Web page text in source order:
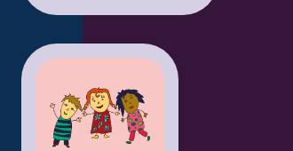
komma in på den
arbetsmarknaden
och för…